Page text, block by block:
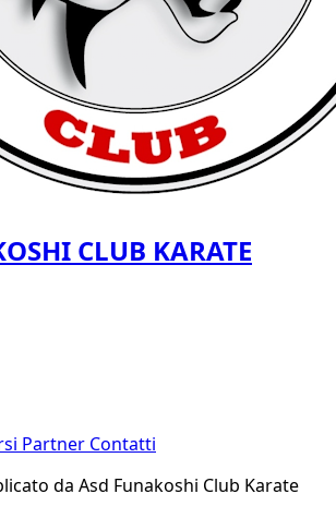
CLUB KARATE
Partner Contatti
da Asd Funakoshi Club Karate